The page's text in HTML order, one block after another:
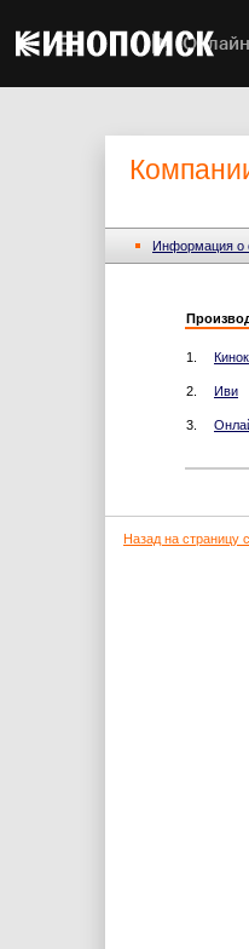
Информация o
1.
2. Иви
3.
Назад на страницу